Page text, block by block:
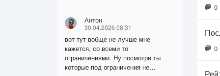
Антон
30.04.2026 08:31
вот тут вобще не лучше мне
кажется, со всеми то
ограничениями. Ну посмотри ты
которые под ограничения не…
0
0